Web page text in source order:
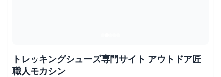
トレッキングシューズ専門サイト アウトドア匠
職人モカシン